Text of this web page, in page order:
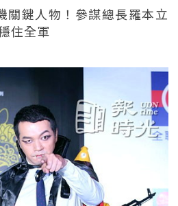
關鍵人物！參謀總長羅本立
住全軍